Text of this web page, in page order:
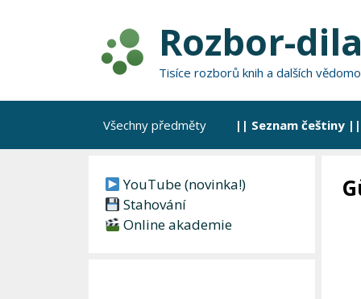
Rozbor-
Tisíce rozborů knih a dalších
Všechny předměty || Seznam češtiny ||
YouTube (novinka!)
Stahování
Online akademie